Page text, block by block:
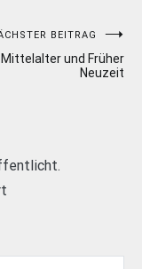
BEITRAG
Mittelalter und Früher
Neuzeit